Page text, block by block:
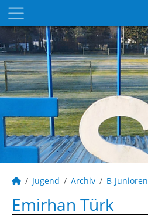
Jugend Archiv B-Junioren
Emirhan Türk